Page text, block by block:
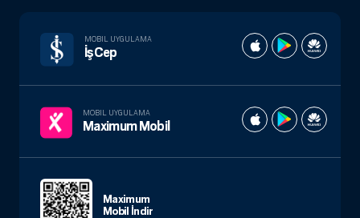
MOBIL UYGULAMA
İşCep
MOBIL UYGULAMA
Maximum Mobil
Maximum
Mobil İndir